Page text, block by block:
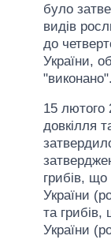
було
видів
до
України,
"виконано".
15 лютого
довкілля
грибів, що
України
та грибів,
України